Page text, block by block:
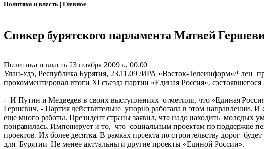
Политика и власть | Главное
Спикер бурятского парламента Матвей
Политика и власть 23 ноября 2009 г., 00:00
Улан-Удэ, Республика Бурятия, 23.11.09 /ИРА «Восток-Телеинформ»/Член
прокомментировал итоги ХI cъезда партии «Единая Россия»,
- И Путин и Медведев в своих выступлениях отметили, что «Единая
Гершевич, - Партия действительно упорно работала в этом
еще много работы. Президент страны заявил, что надо находить молодых
понравилась. Импонирует и то, что социальным проектам по поддержке
проектов. Их более десятка. В рамках проекта по строительству дорог
для Бурятии. Не менее актуальны и другие проекты «Единой России».